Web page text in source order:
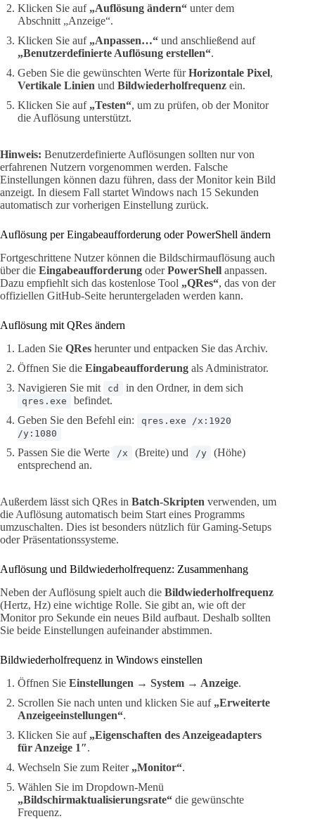
Klicken Sie auf „Auflösung ändern“ unter dem
Abschnitt „Anzeige“.
Klicken Sie auf „Anpassen…“ und anschließend auf
„Benutzerdefinierte Auflösung erstellen“.
Geben Sie die gewünschten Werte fürHorizontale Pixel,
Vertikale Linien und Bildwiederholfrequenz ein.
Klicken Sie auf „Testen“, um zu prüfen, ob der Monitor
die Auflösung unterstützt.
Hinweis: Benutzerdefinierte Auflösungen sollten nur von
erfahrenen Nutzern vorgenommen werden. Falsche
Einstellungen können dazu führen, dass der Monitor kein Bild
anzeigt. In diesem Fall startet Windows nach 15 Sekunden
automatisch zur vorherigen Einstellung zurück.
Auflösung per Eingabeaufforderung oder PowerShell ändern
Fortgeschrittene Nutzer können die Bildschirmauflösung auch
über die Eingabeaufforderung oderPowerShell anpassen.
Dazu empfiehlt sich das kostenlose Tool „QRes“, das von der
offiziellen GitHub-Seite heruntergeladen werden kann.
Auflösung mit QRes ändern
Laden Sie QRes herunter und entpacken Sie das Archiv.
Öffnen Sie die Eingabeaufforderung als Administrator.
Navigieren Sie mit
cd in den Ordner, in dem sich
qres.exe
befindet.
Geben Sie den Befehl ein:
qres.exe /x:1920
/y:1080
Passen Sie die Werte /x (Breite) und /y
(Höhe)
entsprechend an.
Außerdem lässt sich QRes in Batch-Skripten verwenden, um
die Auflösung automatisch beim Start eines Programms
umzuschalten. Dies ist besonders nützlich für Gaming-Setups
oder Präsentationssysteme.
Auflösung und Bildwiederholfrequenz: Zusammenhang
Neben der Auflösung spielt auch die Bildwiederholfrequenz
(Hertz, Hz) eine wichtige Rolle. Sie gibt an, wie oft der
Monitor pro Sekunde ein neues Bild aufbaut. Deshalb sollten
Sie beide Einstellungen aufeinander abstimmen.
Bildwiederholfrequenz in Windows einstellen
Öffnen Sie Einstellungen → System → Anzeige.
Scrollen Sie nach unten und klicken Sie auf „Erweiterte
Anzeigeeinstellungen“.
Klicken Sie auf „Eigenschaften des Anzeigeadapters
für Anzeige 1″.
Wechseln Sie zum Reiter „Monitor“.
Wählen Sie im Dropdown-Menü
„Bildschirmaktualisierungsrate“ die gewünschte
Frequenz.